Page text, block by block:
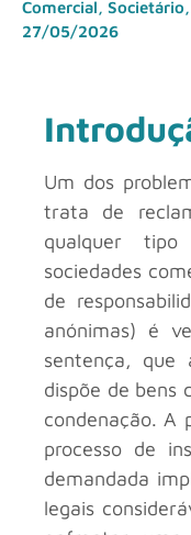
Comercial,
27/05/2026
Um dos
trata de
qualquer
sociedades
de
anónimas) é
sentença, que
dispõe de bens
condenação. A
processo de
demandada
legais